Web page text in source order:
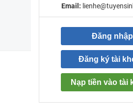
Email:
Đăng nhập
Đăng ký tài
Nạp tiền vào tài